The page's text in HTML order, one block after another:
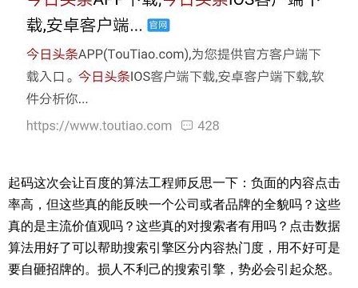
起码这次会让百度的算法工程师反思一下：负面的内容点击
率高，但这些真的能反映一个公司或者品牌的全貌吗？这些
真的是主流价值观吗？这些真的对搜索者有用吗？点击数据
算法用好了可以帮助搜索引擎区分内容热门度，用不好可是
要自砸招牌的。损人不利己的搜索引擎，势必会引起众怒。